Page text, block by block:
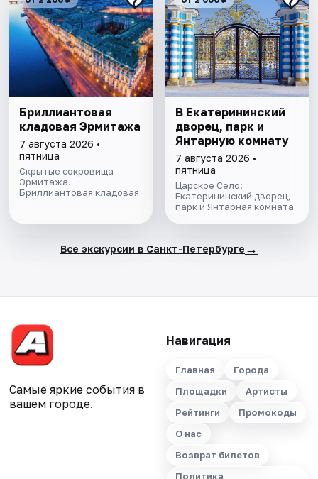
Бриллиантовая
кладовая Эрмитажа
7 августа 2026 •
пятница
Скрытые сокровища
Эрмитажа.
Бриллиантовая кладовая
В Екатерининский
дворец, парк и
Янтарную комнату
7 августа 2026 •
пятница
Царское Село:
Екатерининский дворец,
парк и Янтарная комната
Все экскурсии в Санкт-Петербурге →
Самые яркие события в
вашем городе.
Навигация
Главная
Города
Площадки
Артисты
Рейтинги
Промокоды
О нас
Возврат билетов
Политика